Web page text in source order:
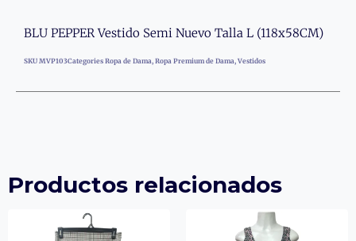
BLU PEPPER Vestido Semi Nuevo Talla L (118x58CM)
SKU MVP103Categories Ropa de Dama, Ropa Premium de Dama, Vestidos
Productos relacionados